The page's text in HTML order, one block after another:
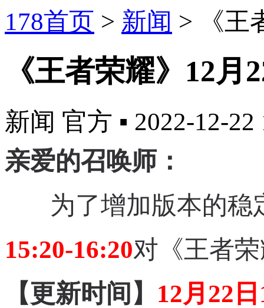
178首页 > 新闻 > 《
《王者荣耀》12
新闻 官方 ▪ 2022-12-22
亲爱的召唤师：
为了增加版本的稳
15:20-16:20对《王者
【更新时间】 12月22